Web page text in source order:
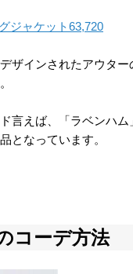
ジャケット63,720
ザインされたアウター
言えば、「ラベンハ
となっています。
コーデ方法